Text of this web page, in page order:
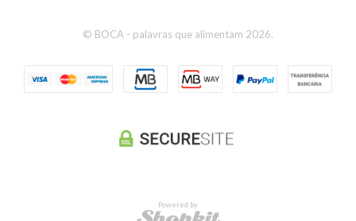
© BOCA - palavras que alimentam 2026.
Powered by